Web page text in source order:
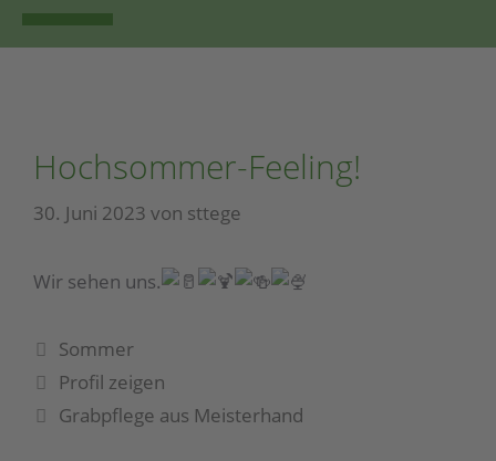
Hochsommer-Feeling!
30. Juni 2023 von sttege
Wir sehen uns.
Sommer
Profil zeigen
Grabpflege aus Meisterhand